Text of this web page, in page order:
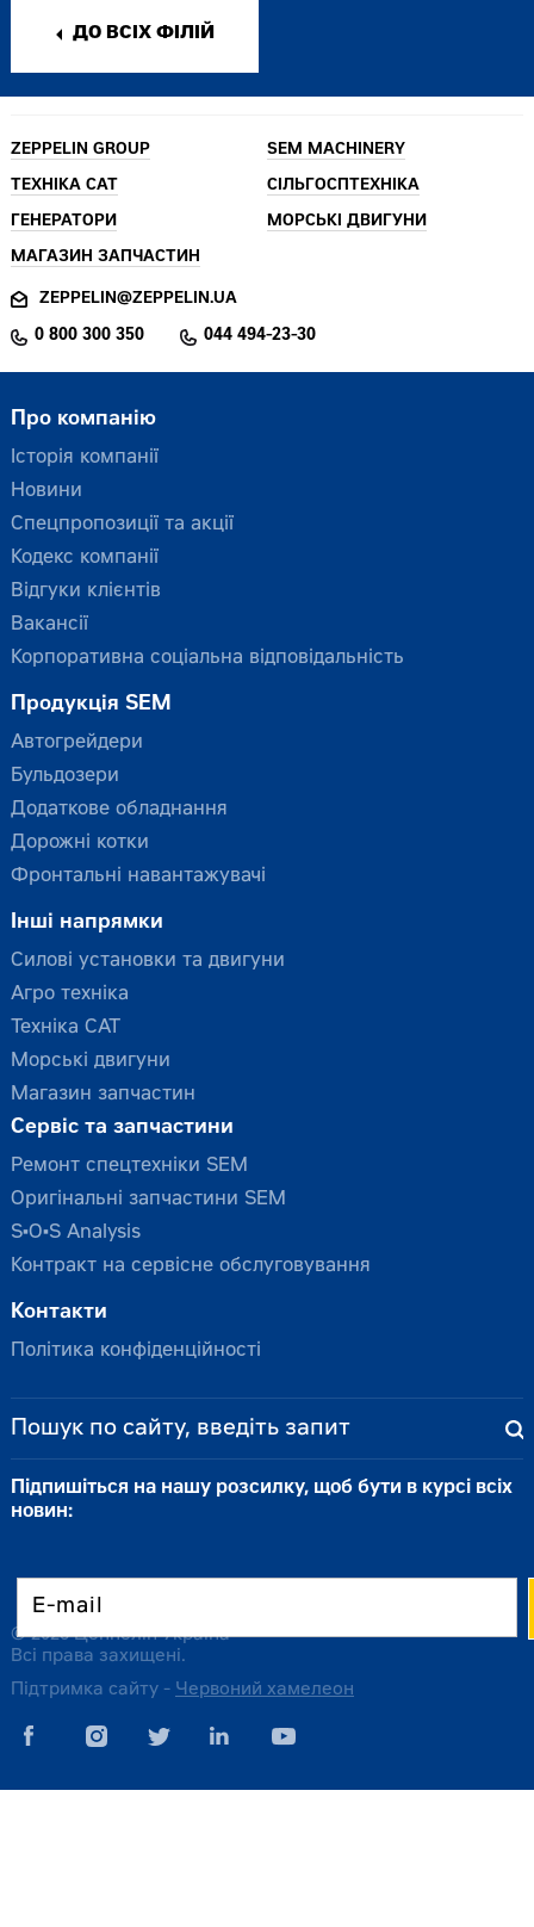
ДО ВСІХ ФІЛІЙ
ZEPPELIN GROUP SEM MACHINERY
ТЕХНІКА CAT СІЛЬГОСПТЕХНІКА
ГЕНЕРАТОРИ МОРСЬКІ ДВИГУНИ
МАГАЗИН ЗАПЧАСТИН
ZEPPELIN@ZEPPELIN.UA
0 800 300 350 044 494-23-30
Про компанію
Історія компанії
Новини
Спецпропозиції та акції
Кодекс компанії
Відгуки клієнтів
Вакансії
Корпоративна соціальна відповідальність
Продукція SEM
Автогрейдери
Бульдозери
Додаткове обладнання
Дорожні котки
Фронтальні навантажувачі
Інші напрямки
Силові установки та двигуни
Агро техніка
Техніка CAT
Морські двигуни
Магазин запчастин
Сервіс та запчастини
Ремонт спецтехніки SEM
Оригінальні запчастини SEM
S•O•S Analysis
Контракт на сервісне обслуговування
Контакти
Політика конфіденційності
Підпишіться на нашу розсилку, щоб бути в курсі всіх
новин:
© 2026 Цеппелін Україна
Всі права захищені.
Підтримка сайту - Червоний хамелеон